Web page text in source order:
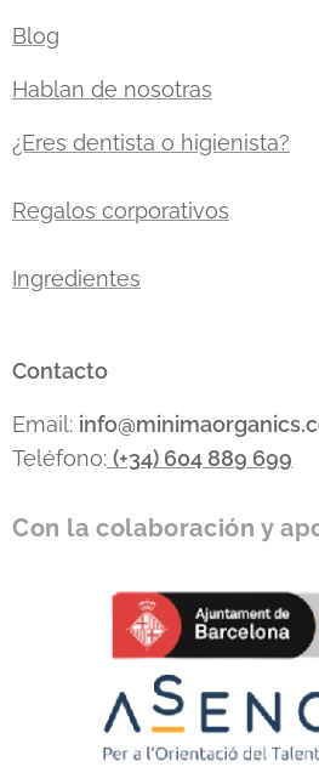
Blog
Hablan de nosotras
¿Eres dentista o higienista?
Regalos corporativos
Ingredientes
Contacto
Email: info
Teléfono: (+34) 604 889 699
Con la colaboración y